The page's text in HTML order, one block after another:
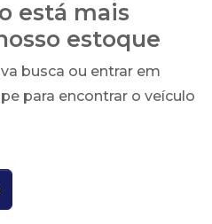
está mais
estoque
busca ou entrar em
para encontrar o veículo